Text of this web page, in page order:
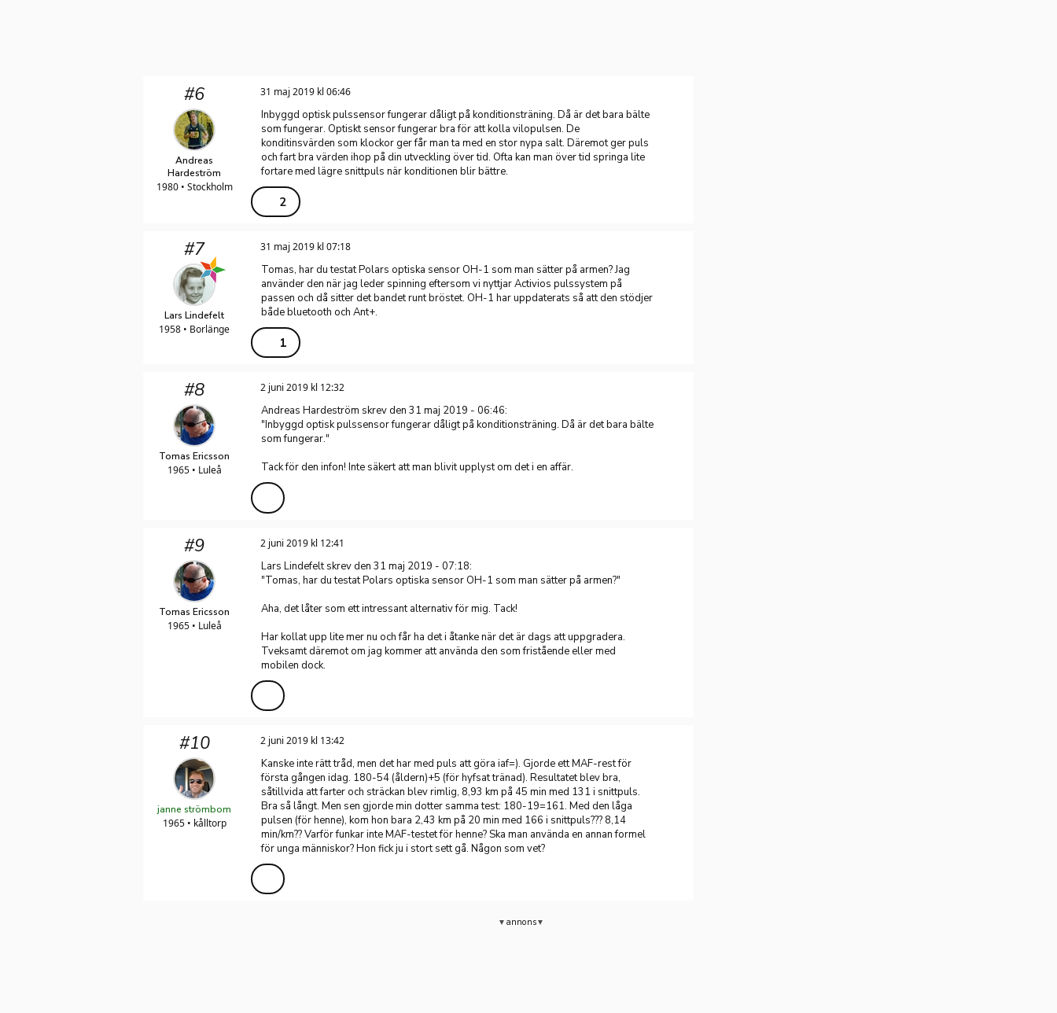
#6
Andreas
Hardeström
1980 • Stockholm
31 maj 2019 kl 06:46
Inbyggd optisk pulssensor fungerar dåligt på konditionsträning. Då är det bara bälte
som fungerar. Optiskt sensor fungerar bra för att kolla vilopulsen. De
konditinsvärden som klockor ger får man ta med en stor nypa salt. Däremot ger puls
och fart bra värden ihop på din utveckling över tid. Ofta kan man över tid springa lite
fortare med lägre snittpuls när konditionen blir bättre.
2
#7
Lars Lindefelt
1958 • Borlänge
31 maj 2019 kl 07:18
Tomas, har du testat Polars optiska sensor OH-1 som man sätter på armen? Jag
använder den när jag leder spinning eftersom vi nyttjar Activios pulssystem på
passen och då sitter det bandet runt bröstet. OH-1 har uppdaterats så att den stödjer
både bluetooth och Ant+.
1
#8
Tomas Ericsson
1965 • Luleå
2 juni 2019 kl 12:32
Andreas Hardeström skrev den 31 maj 2019 - 06:46:
"Inbyggd optisk pulssensor fungerar dåligt på konditionsträning. Då är det bara bälte
som fungerar."
Tack för den infon! Inte säkert att man blivit upplyst om det i en affär.
#9
Tomas Ericsson
1965 • Luleå
2 juni 2019 kl 12:41
Lars Lindefelt skrev den 31 maj 2019 - 07:18:
"Tomas, har du testat Polars optiska sensor OH-1 som man sätter på armen?"
Aha, det låter som ett intressant alternativ för mig. Tack!
Har kollat upp lite mer nu och får ha det i åtanke när det är dags att uppgradera.
Tveksamt däremot om jag kommer att använda den som fristående eller med
mobilen dock.
#10
janne strömbom
1965 • kålltorp
2 juni 2019 kl 13:42
Kanske inte rätt tråd, men det har med puls att göra iaf=). Gjorde ett MAF-rest för
första gången idag. 180-54 (åldern)+5 (för hyfsat tränad). Resultatet blev bra,
såtillvida att farter och sträckan blev rimlig, 8,93 km på 45 min med 131 i snittpuls.
Bra så långt. Men sen gjorde min dotter samma test: 180-19=161. Med den låga
pulsen (för henne), kom hon bara 2,43 km på 20 min med 166 i snittpuls??? 8,14
min/km?? Varför funkar inte MAF-testet för henne? Ska man använda en annan formel
för unga människor? Hon fick ju i stort sett gå. Någon som vet?
annons